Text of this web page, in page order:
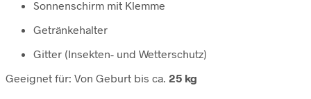
Sonnenschirm mit Klemme
Getränkehalter
Gitter (Insekten- und Wetterschutz)
Geeignet für: Von Geburt bis ca. 25 kg